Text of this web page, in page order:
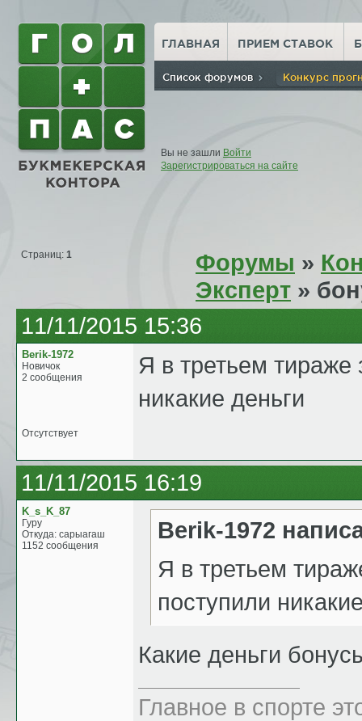
ГЛАВНАЯ ПРИЕМ СТАВОК
Список форумов Конкурс
Вы не зашли Войти
Зарегистрироваться на сайте
Страниц: 1 Форумы »
Эксперт »
11/11/2015 15:36
Berik-1972
Новичок
2 сообщения
Я в третьем
никакие деньги
Отсутствует
11/11/2015 16:19
K_s_K_87
Гуру
Откуда: сарыагаш
1152 сообщения
Berik-1972
Я в третьем
поступили
Какие деньги
Главное в спорте